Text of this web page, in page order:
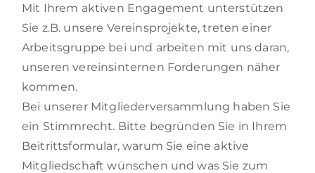
Mit Ihrem aktiven Engagement unterstützen
Sie z.B. unsere Vereinsprojekte, treten einer
Arbeitsgruppe bei und arbeiten mit uns daran,
unseren vereinsinternen Forderungen näher
kommen.
Bei unserer Mitgliederversammlung haben Sie
ein Stimmrecht. Bitte begründen Sie in Ihrem
Beitrittsformular, warum Sie eine aktive
Mitgliedschaft wünschen und was Sie zum